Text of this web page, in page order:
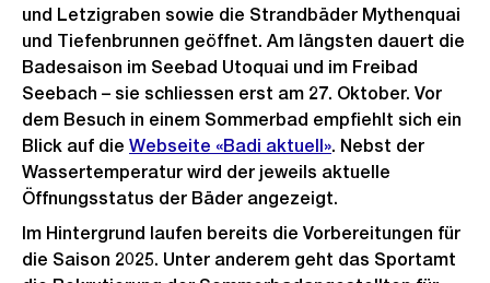
und Letzigraben sowie die Strandbäder Mythenquai
und Tiefenbrunnen geöffnet. Am längsten dauert die
Badesaison im Seebad Utoquai und im Freibad
Seebach – sie schliessen erst am 27. Oktober. Vor
dem Besuch in einem Sommerbad empfiehlt sich ein
Blick auf die Webseite «Badi aktuell». Nebst der
Wassertemperatur wird der jeweils aktuelle
Öffnungsstatus der Bäder angezeigt.
Im Hintergrund laufen bereits die Vorbereitungen für
die Saison 2025. Unter anderem geht das Sportamt